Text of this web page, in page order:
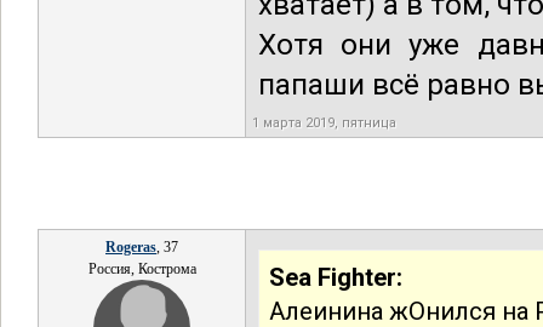
Хотя они уже
папаши всё равно
1 марта 2019, пятница
Rogeras, 37
Россия, Кострома
Sea Fighter:
Алеинина жОнился на